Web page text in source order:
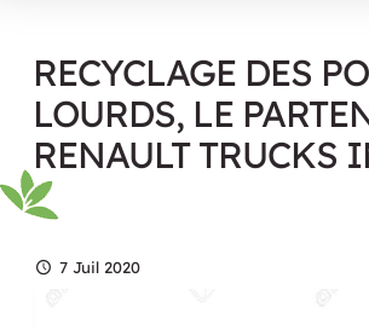
RECYCLAGE DES
LOURDS, LE
RENAULT TRUCKS
7 Juil 2020